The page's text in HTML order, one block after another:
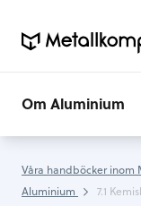
Om Aluminium
Våra handböcker inom
Aluminium
7.1